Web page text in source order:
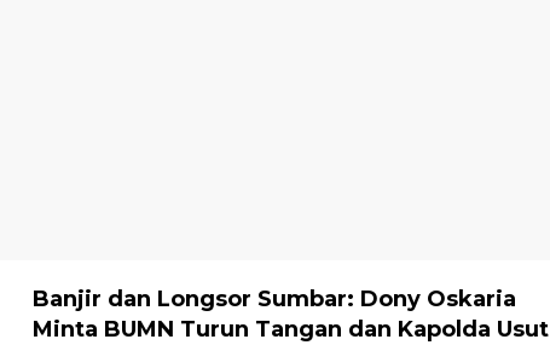
Banjir dan Longsor Sumbar: Dony Oskaria
Minta BUMN Turun Tangan dan Kapolda Usut